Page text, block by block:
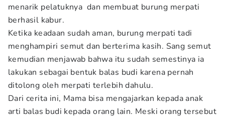
menarik pelatuknya dan membuat burung merpati
berhasil kabur.
Ketika keadaan sudah aman, burung merpati tadi
menghampiri semut dan berterima kasih. Sang semut
kemudian menjawab bahwa itu sudah semestinya ia
lakukan sebagai bentuk balas budi karena pernah
ditolong oleh merpati terlebih dahulu.
Dari cerita ini, Mama bisa mengajarkan kepada anak
arti balas budi kepada orang lain. Meski orang tersebut